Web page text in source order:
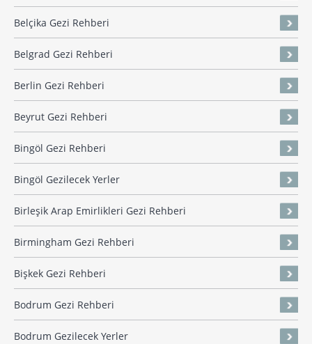
Belçika Gezi Rehberi
Belgrad Gezi Rehberi
Berlin Gezi Rehberi
Beyrut Gezi Rehberi
Bingöl Gezi Rehberi
Bingöl Gezilecek Yerler
Birleşik Arap Emirlikleri Gezi Rehberi
Birmingham Gezi Rehberi
Bişkek Gezi Rehberi
Bodrum Gezi Rehberi
Bodrum Gezilecek Yerler